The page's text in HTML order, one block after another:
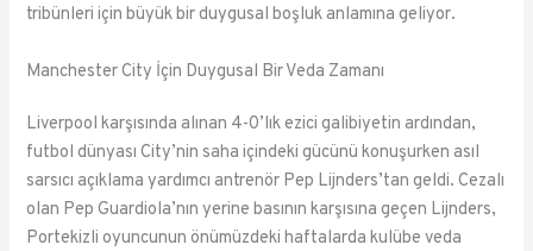
tribünleri için büyük bir duygusal boşluk anlamına geliyor.
Manchester City İçin Duygusal Bir Veda Zamanı
Liverpool karşısında alınan 4-0’lık ezici galibiyetin ardından,
futbol dünyası City’nin saha içindeki gücünü konuşurken asıl
sarsıcı açıklama yardımcı antrenör Pep Lijnders’tan geldi. Cezalı
olan Pep Guardiola’nın yerine basının karşısına geçen Lijnders,
Portekizli oyuncunun önümüzdeki haftalarda kulübe veda